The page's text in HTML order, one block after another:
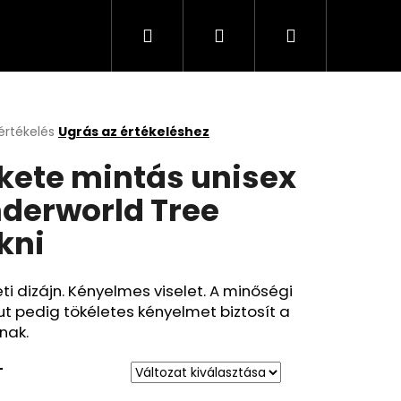
KeresésBejelentkezés
Kosár
Ugrás az értékeléshez
mintás unisex
Tree
dizájn. Kényelmes viselet. A minőségi
pedig tökéletes kényelmet biztosít a